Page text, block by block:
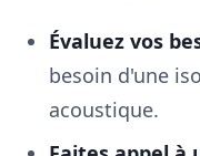
Évaluez vos
besoin d'une
acoustique.